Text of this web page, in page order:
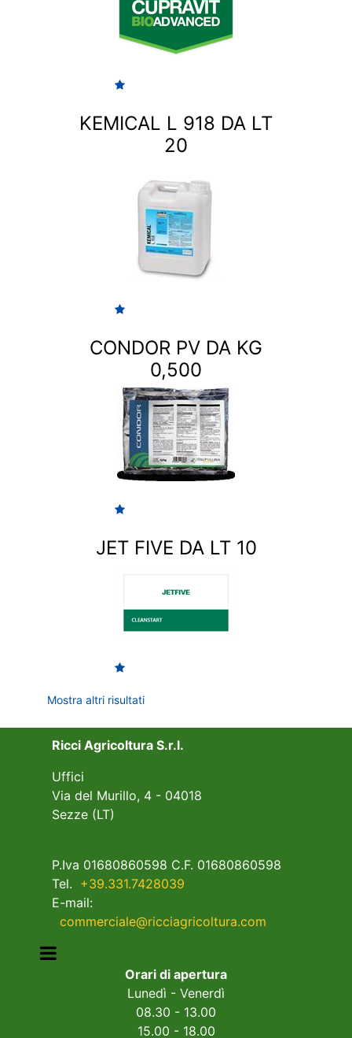
KEMICAL L 918 DA LT
20
CONDOR PV DA KG
0,500
JET FIVE DA LT 10
Mostra altri risultati
Ricci Agricoltura S.r.l.
Uffici
Via del Murillo, 4 - 04018
Sezze (LT)
P.Iva 01680860598 C.F. 01680860598
Tel. +39.331.7428039
E-mail:
commerciale@ricciagricoltura.com
Open menu
Orari di apertura
Lunedì - Venerdì
08.30 - 13.00
15.00 - 18.00